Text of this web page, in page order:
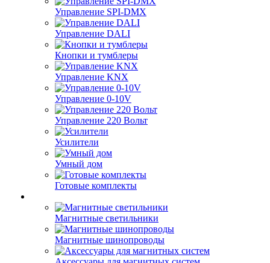
Управление SPI-DMX
Управление DALI
Кнопки и тумблеры
Управление KNX
Управление 0-10V
Управление 220 Вольт
Усилители
Умный дом
Готовые комплекты
Магнитные светильники
Магнитные шинопроводы